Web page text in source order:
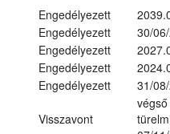
Engedélyezett
Engedélyezett
30/
Engedélyezett
Engedélyezett
Engedélyezett 31/
Visszavont
végső